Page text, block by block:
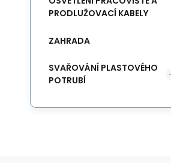
PRODLUŽOVACÍ KABELY
ZAHRADA
SVAŘOVÁNÍ PLASTOVÉHO
POTRUBÍ